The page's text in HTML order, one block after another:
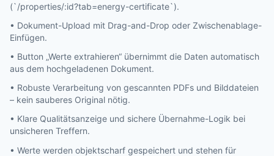
(`/properties/:id?tab=energy-certificate`).
• Dokument-Upload mit Drag-and-Drop oder Zwischenablage-
Einfügen.
• Button „Werte extrahieren“ übernimmt die Daten automatisch
aus dem hochgeladenen Dokument.
• Robuste Verarbeitung von gescannten PDFs und Bilddateien
– kein sauberes Original nötig.
• Klare Qualitätsanzeige und sichere Übernahme-Logik bei
unsicheren Treffern.
• Werte werden objektscharf gespeichert und stehen für